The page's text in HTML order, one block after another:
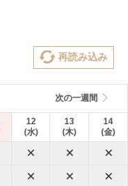
再読み込み
次の一週間
12
(水)
13
(木)
14
(金)